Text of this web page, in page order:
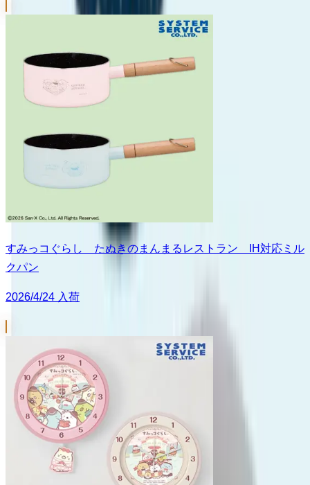
すみっコぐらし たぬきのまんまるレストラン IH対応ミル
クパン
2026/4/24 入荷